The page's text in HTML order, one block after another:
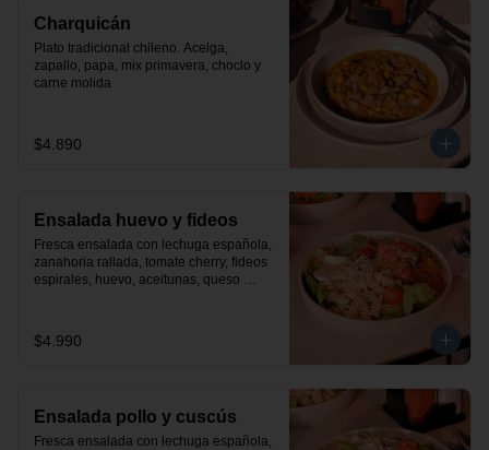
Charquicán
Plato tradicional chileno. Acelga,
zapallo, papa, mix primavera, choclo y
carne molida
$4.890
Ensalada huevo y fideos
Fresca ensalada con lechuga española,
zanahoria rallada, tomate cherry, fideos
espirales, huevo, aceitunas, queso
$4.990
Ensalada pollo y cuscús
Fresca ensalada con lechuga española,